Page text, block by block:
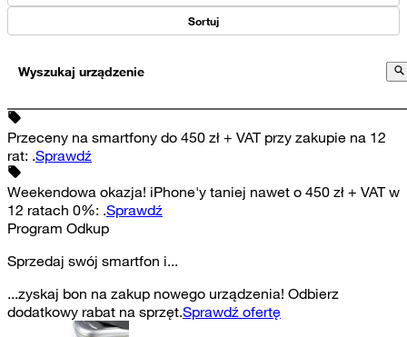
Sortuj
Wyszukaj urządzenie
Przeceny na smartfony do 450 zł + VAT przy zakupie na 12
rat: .Sprawdź
Weekendowa okazja! iPhone'y taniej nawet o 450 zł + VAT w
12 ratach 0%: .Sprawdź
Program Odkup
Sprzedaj swój smartfon i...
...zyskaj bon na zakup nowego urządzenia! Odbierz
dodatkowy rabat na sprzęt.Sprawdź ofertę